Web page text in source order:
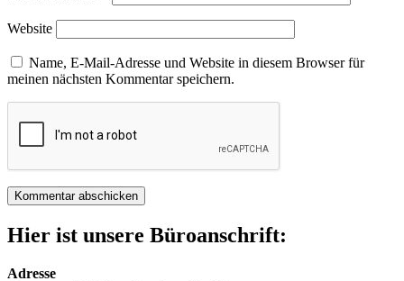
Website
Name, E-Mail-Adresse und Website in diesem Browser für
meinen nächsten Kommentar speichern.
Hier ist unsere Büroanschrift:
Adresse